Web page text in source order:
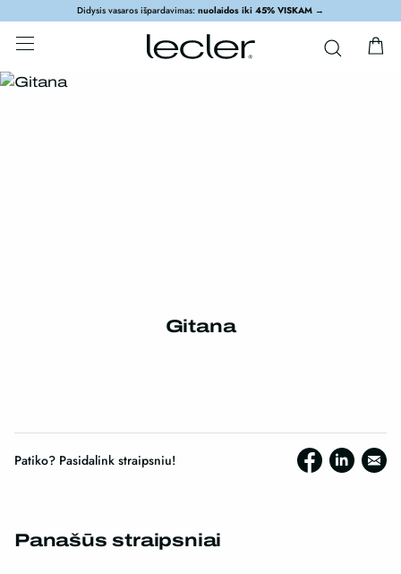
Didysis vasaros išpardavimas: nuolaidos iki 45% VISKAM →
Gitana
Patiko? Pasidalink straipsniu!
Panašūs straipsniai